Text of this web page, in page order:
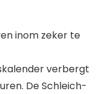
inom zeker te
verbergt
De Schleich-